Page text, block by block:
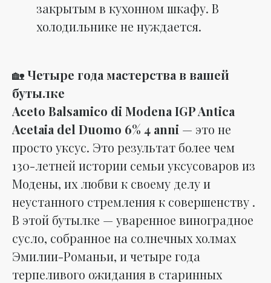
закрытым в кухонном шкафу. В
холодильнике не нуждается.
🏡Четыре года мастерства в вашей
бутылке
Aceto Balsamico di Modena IGP Antica
Acetaia del Duomo 6% 4 anni — это не
просто уксус. Это результат более чем
130-летней истории семьи уксусоваров из
Модены, их любви к своему делу и
неустанного стремления к совершенству .
В этой бутылке — уваренное виноградное
сусло, собранное на солнечных холмах
Эмилии-Романьи, и четыре года
терпеливого ожидания в старинных